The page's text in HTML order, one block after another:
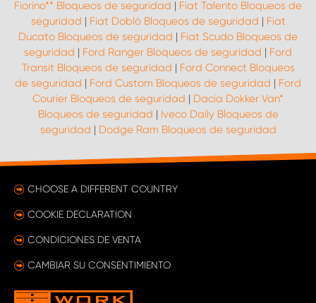
Fiorino** Bloqueos de seguridad | Fiat Talento Bloqueos de
seguridad | Fiat Doblò Bloqueos de seguridad | Fiat
Ducato Bloqueos de seguridad | Fiat Scudo Bloqueos de
seguridad | Ford Ranger Bloqueos de seguridad | Ford
Transit Bloqueos de seguridad | Ford Connect Bloqueos
de seguridad | Ford Custom Bloqueos de seguridad | Ford
Courier Bloqueos de seguridad | Dacia Dokker Van*
Bloqueos de seguridad | Iveco Daily Bloqueos de
seguridad | Dodge Ram Bloqueos de seguridad
CHOOSE A DIFFERENT COUNTRY
COOKIE DECLARATION
CONDICIONES DE VENTA
CAMBIAR SU CONSENTIMIENTO